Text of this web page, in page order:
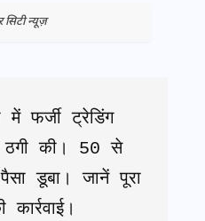
सिटी न्यूज़
में फर्जी ट्रेडिंग
ठगी की। 50 से
डूबा। जानें पूरा